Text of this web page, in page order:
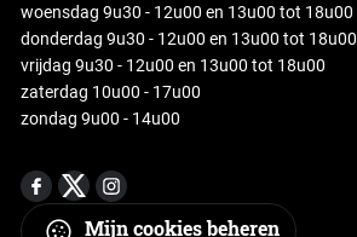
woensdag 9u30 - 12u00 en 13u00 tot 18u00
donderdag 9u30 - 12u00 en 13u00 tot 18u00
vrijdag 9u30 - 12u00 en 13u00 tot 18u00
zaterdag 10u00 - 17u00
zondag 9u00 - 14u00
Mijn cookies beheren